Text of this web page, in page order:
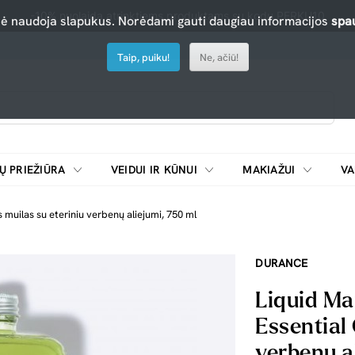
-10% nuolaida atrinktiems produktams su kodu PERKU10
PRIEŽIŪRA VEIDUI IR KŪNUI MAKIAŽUI
su eteriniu verbenų aliejumi, 750 ml
DURANCE
Liquid
Essential
naudoja slapukus. Norėdami gauti daugiau informacijos
Taip, puiku! Ne, ačiū!